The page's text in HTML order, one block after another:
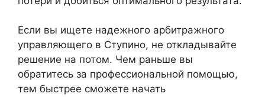
Если вы ищете надежного арбитражного
управляющего в Ступино, не откладывайте
решение на потом. Чем раньше вы
обратитесь за профессиональной помощью,
тем быстрее сможете начать